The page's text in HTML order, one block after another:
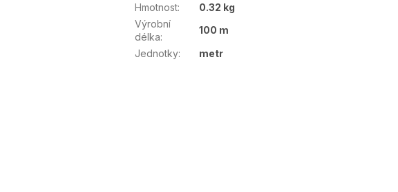
Hmotnost:
0.32 kg
Výrobní
délka:
100 m
Jednotky: metr